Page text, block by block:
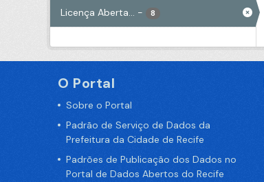
Licença Aberta... - 8
O Portal
Sobre o Portal
Padrão de Serviço de Dados da
Prefeitura da Cidade de Recife
Padrões de Publicação dos Dados no
Portal de Dados Abertos do Recife